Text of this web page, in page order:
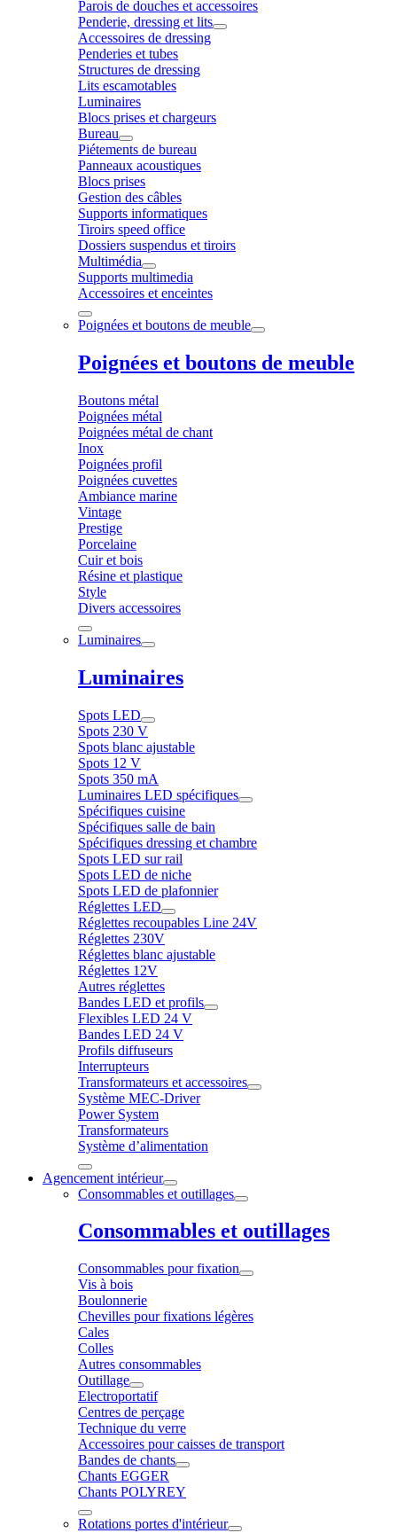
Parois de douches et accessoires
Penderie, dressing et lits
Accessoires de dressing
Penderies et tubes
Structures de dressing
Lits escamotables
Luminaires
Blocs prises et chargeurs
Bureau
Piétements de bureau
Panneaux acoustiques
Blocs prises
Gestion des câbles
Supports informatiques
Tiroirs speed office
Dossiers suspendus et tiroirs
Multimédia
Supports multimedia
Accessoires et enceintes
Poignées et boutons de meuble
Poignées et boutons de meuble
Boutons métal
Poignées métal
Poignées métal de chant
Inox
Poignées profil
Poignées cuvettes
Ambiance marine
Vintage
Prestige
Porcelaine
Cuir et bois
Résine et plastique
Style
Divers accessoires
Luminaires
Luminaires
Spots LED
Spots 230 V
Spots blanc ajustable
Spots 12 V
Spots 350 mA
Luminaires LED spécifiques
Spécifiques cuisine
Spécifiques salle de bain
Spécifiques dressing et chambre
Spots LED sur rail
Spots LED de niche
Spots LED de plafonnier
Réglettes LED
Réglettes recoupables Line 24V
Réglettes 230V
Réglettes blanc ajustable
Réglettes 12V
Autres réglettes
Bandes LED et profils
Flexibles LED 24 V
Bandes LED 24 V
Profils diffuseurs
Interrupteurs
Transformateurs et accessoires
Système MEC-Driver
Power System
Transformateurs
Système d’alimentation
Agencement intérieur
Consommables et outillages
Consommables et outillages
Consommables pour fixation
Vis à bois
Boulonnerie
Chevilles pour fixations légères
Cales
Colles
Autres consommables
Outillage
Electroportatif
Centres de perçage
Technique du verre
Accessoires pour caisses de transport
Bandes de chants
Chants EGGER
Chants POLYREY
Rotations portes d'intérieur